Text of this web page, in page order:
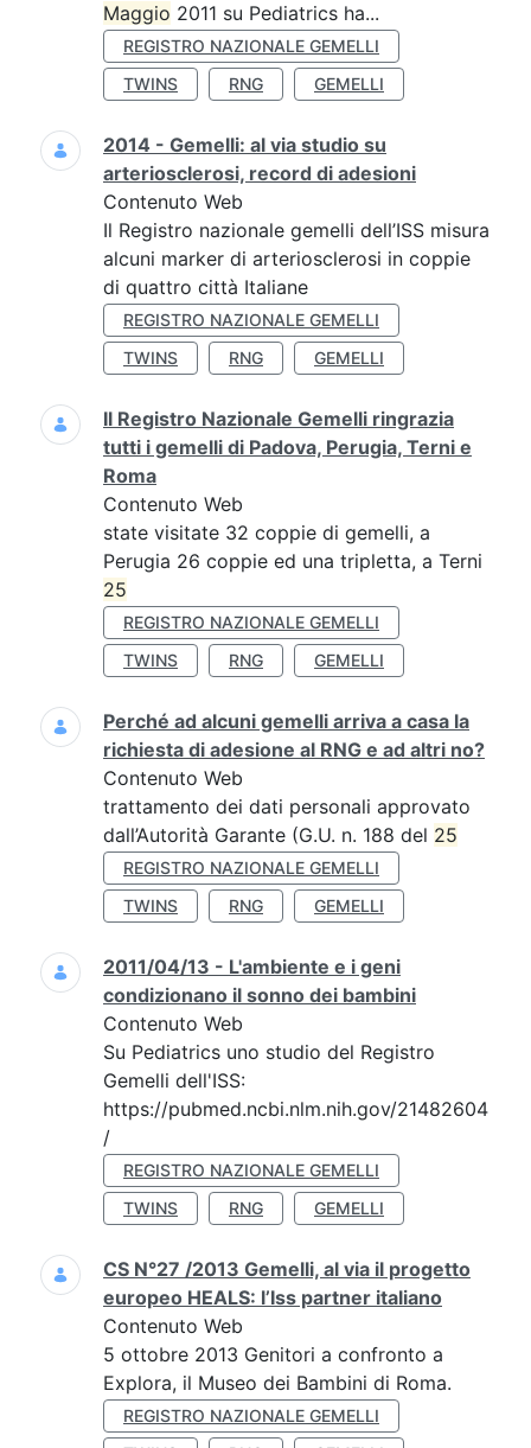
Maggio 2011 su Pediatrics ha...
REGISTRO NAZIONALE GEMELLI
TWINS
RNG GEMELLI
2014 - Gemelli: al via studio su
arteriosclerosi, record di adesioni
Contenuto Web
Il Registro nazionale gemelli dell’ISS misura
alcuni marker di arteriosclerosi in coppie
di quattro città Italiane
REGISTRO NAZIONALE GEMELLI
TWINS
RNG GEMELLI
Il Registro Nazionale Gemelli ringrazia
tutti i gemelli di Padova, Perugia, Terni e
Roma
Contenuto Web
state visitate 32 coppie di gemelli, a
Perugia 26 coppie ed una tripletta, a Terni
25
REGISTRO NAZIONALE GEMELLI
TWINS
RNG GEMELLI
Perché ad alcuni gemelli arriva a casa la
richiesta di adesione al RNG e ad altri no?
Contenuto Web
trattamento dei dati personali approvato
dall’Autorità Garante (G.U. n. 188 del 25
REGISTRO NAZIONALE GEMELLI
TWINS
RNG GEMELLI
2011/04/13 - L'ambiente e i geni
condizionano il sonno dei bambini
Contenuto Web
Su Pediatrics uno studio del Registro
Gemelli dell'ISS:
https://pubmed.ncbi.nlm.nih.gov/21482604
/
REGISTRO NAZIONALE GEMELLI
TWINS
RNG GEMELLI
CS N°27 /2013 Gemelli, al via il progetto
europeo HEALS: l’Iss partner italiano
Contenuto Web
5 ottobre 2013 Genitori a confronto a
Explora, il Museo dei Bambini di Roma.
REGISTRO NAZIONALE GEMELLI